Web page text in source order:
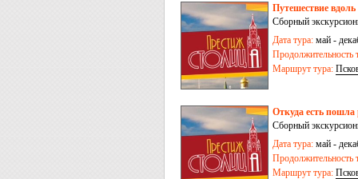
Путешествие
Сборный
Дата тура: май -
Продолжительность
Маршрут тура:
Откуда есть пошла
Сборный
Дата тура: май -
Продолжительность
Маршрут тура: